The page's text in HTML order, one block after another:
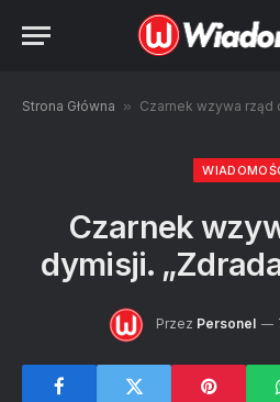
Strona Główna » Czarnek wzywa rząd
Czarnek
dymisji.
Przez Personel